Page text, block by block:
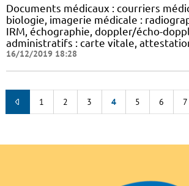
Documents médicaux : courriers
biologie, imagerie médicale :
IRM, échographie, doppler/écho-
administratifs : carte vitale,
16/12/2019 18:28
1 2 3 4 5 6 7